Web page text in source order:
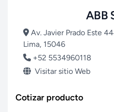
ABB
Av. Javier Prado Este
Lima, 15046
+52 5534960118
Visitar sitio Web
Cotizar producto